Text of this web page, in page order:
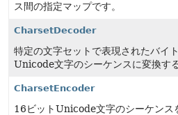
ス間の指定マップです。
CharsetDecoder
特定の文字セットで表現されたバイ
Unicode文字のシーケンスに変換す
CharsetEncoder
16ビットUnicode文字のシーケンス